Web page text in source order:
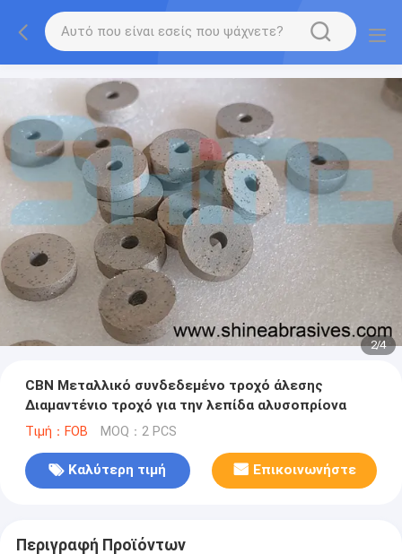
2/4
CBN Μεταλλικό συνδεδεμένο τροχό άλεσης
Διαμαντένιο τροχό για την λεπίδα αλυσοπρίονα
Τιμή：FOB MOQ：2 PCS
Καλύτερη τιμή Επικοινωνήστε
Περιγραφή Προϊόντων